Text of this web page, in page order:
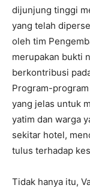
dijunjung tinggi
yang telah
oleh tim
merupakan bukti
berkontribusi
Program-
yang jelas untuk
yatim dan warga
sekitar hotel,
tulus terhadap
Tidak hanya itu,